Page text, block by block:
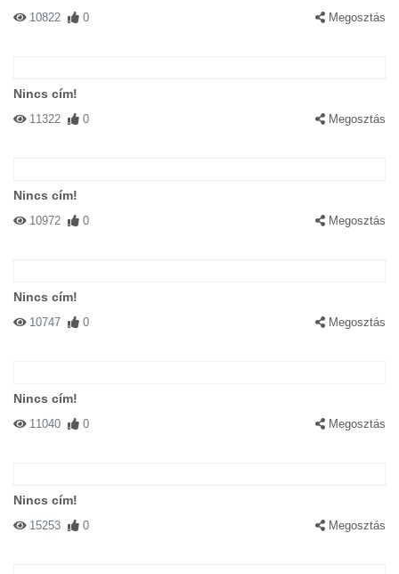
10822 0 Megosztás
Nincs cím!
11322 0 Megosztás
Nincs cím!
10972 0 Megosztás
Nincs cím!
10747 0 Megosztás
Nincs cím!
11040 0 Megosztás
Nincs cím!
15253 0 Megosztás